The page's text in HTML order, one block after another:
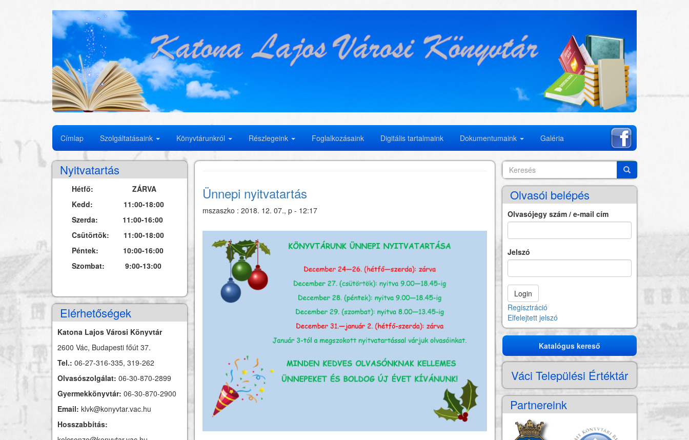
Fő
navigáció
Címlap Szolgáltatásaink Könyvtárunkról Részlegeink Foglalkozásaink Digitális tartalmaink Dokumentumaink Galéria
Nyitvatartás
Hétfő: ZÁRVA
Kedd: 11:00-18:00
Szerda: 11:00-16:00
Csütörtök: 11:00-18:00
Péntek: 10:00-16:00
Szombat: 9:00-13:00
Elérhetőségek
Katona Lajos Városi Könyvtár
2600 Vác, Budapesti főút 37.
Tel.: 06-27-316-335, 319-262
Olvasószolgálat: 06-30-870-2899
Gyermekkönyvtár: 06-30-870-2900
Email: klvk@konyvtar.vac.hu
Hosszabbítás:
Ünnepi nyitvatartás
mszaszko : 2018. 12. 07., p - 12:17
Search
Keresés Keresés
Olvasói belépés
Olvasójegy szám / e-mail cím
Jelszó
Regisztráció
Elfelejtett jelszó
Katalógus
kereső
Katalógus kereső
Váci Települési Értéktár
Partnereink